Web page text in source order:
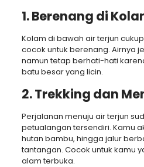
1.Berenang di
Kolam di bawah air terjun
cocok untuk berenang. Airnya
namun tetap berhati-hati
batu besar yang licin.
2.Trekking dan
Perjalanan menuju air terjun
petualangan tersendiri. Kamu
hutan bambu, hingga jalur
tantangan. Cocok untuk kamu
alam terbuka.